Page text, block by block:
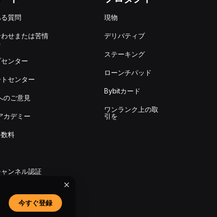
質問
せまたは苦情
ンター
センター
のご意見
カデミー
料
ンネル認証
現物
デリバティブ
ステーキング
ローンチパッド
Bybitカード
ワンランク上の取
引を
今すぐ登録